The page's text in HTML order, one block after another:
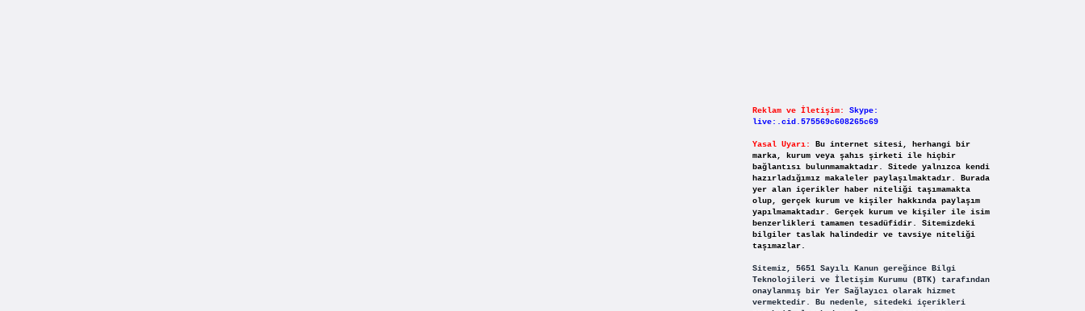
Reklam ve İletişim:
Skype:
live:.cid.575569c608265c69
Yasal Uyarı:
Bu internet sitesi, herhangi bir
marka, kurum veya şahıs şirketi ile hiçbir
bağlantısı bulunmamaktadır. Sitede yalnızca kendi
hazırladığımız makaleler paylaşılmaktadır. Burada
yer alan içerikler haber niteliği taşımamakta
olup, gerçek kurum ve kişiler hakkında paylaşım
yapılmamaktadır. Gerçek kurum ve kişiler ile isim
benzerlikleri tamamen tesadüfidir. Sitemizdeki
bilgiler taslak halindedir ve tavsiye niteliği
taşımazlar.
Sitemiz, 5651 Sayılı Kanun gereğince Bilgi
Teknolojileri ve İletişim Kurumu (BTK) tarafından
onaylanmış bir Yer Sağlayıcı olarak hizmet
vermektedir. Bu nedenle, sitedeki içerikleri